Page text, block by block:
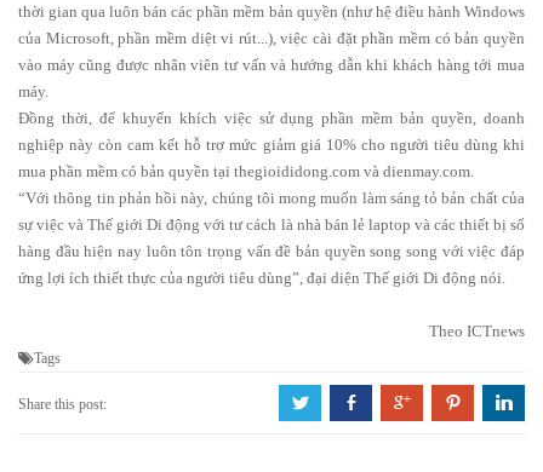
thời gian qua luôn bán các phần mềm bản quyền (như hệ điều hành Windows
của Microsoft, phần mềm diệt vi rút...), việc cài đặt phần mềm có bản quyền
vào máy cũng được nhân viên tư vấn và hướng dẫn khi khách hàng tới mua
máy.
Đồng thời, để khuyến khích việc sử dụng phần mềm bản quyền, doanh
nghiệp này còn cam kết hỗ trợ mức giảm giá 10% cho người tiêu dùng khi
mua phần mềm có bản quyền tại thegioididong.com và dienmay.com.
“Với thông tin phản hồi này, chúng tôi mong muốn làm sáng tỏ bản chất của
sự việc và Thế giới Di động với tư cách là nhà bán lẻ laptop và các thiết bị số
hàng đầu hiện nay luôn tôn trọng vấn đề bản quyền song song với việc đáp
ứng lợi ích thiết thực của người tiêu dùng”, đại diện Thế giới Di động nói.
Theo ICTnews
Tags
Share this post: a b c d j